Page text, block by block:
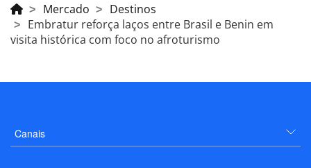
Mercado
Destinos
Embratur reforça laços entre Brasil e Benin em
visita histórica com foco no afroturismo
Canais